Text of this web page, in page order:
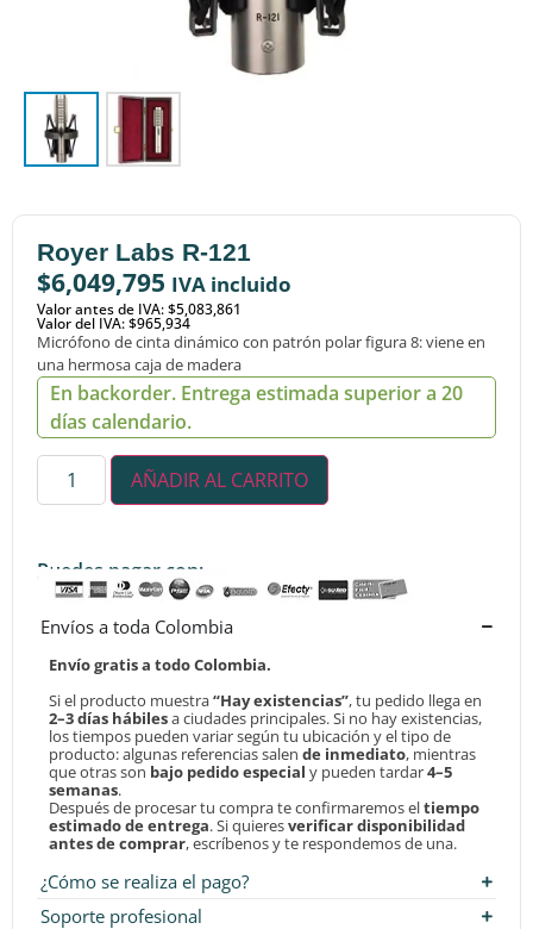
Royer Labs R-121
$6,049,795 IVA incluido
Valor antes de IVA: $5,083,861
Valor del IVA: $965,934
Micrófono de cinta dinámico con patrón polar figura 8: viene en
una hermosa caja de madera
En backorder. Entrega estimada superior a 20
días calendario.
AÑADIR AL CARRITO
Puedes pagar con:
Envíos a toda Colombia
Envío gratis a todo Colombia.
Si el producto muestra“Hay existencias”, tu pedido llega en
2–3 días hábilesa ciudades principales. Si no hay existencias,
los tiempos pueden variar según tu ubicación y el tipo de
producto: algunas referencias salen de inmediato, mientras
que otras son bajo pedido especial y pueden tardar4–5
semanas.
Después de procesar tu compra te confirmaremos eltiempo
estimado de entrega. Si quieresverificar disponibilidad
antes de comprar, escríbenos y te respondemos de una.
¿Cómo se realiza el pago?
Soporte profesional